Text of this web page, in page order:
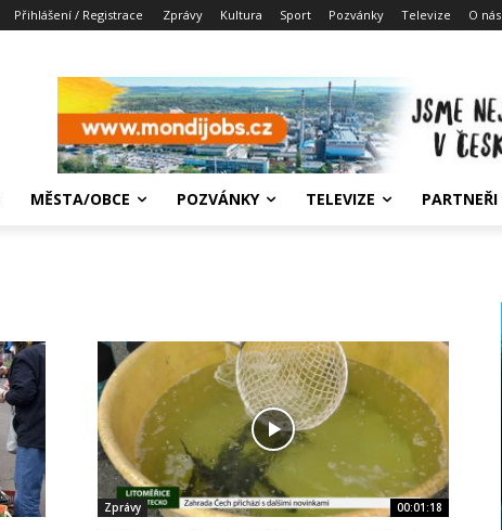
Přihlášení / Registrace Zprávy Kultura Sport Pozvánky Televize O nás
MĚSTA/OBCE POZVÁNKY TELEVIZE PARTNEŘI
Zprávy 00:01:18